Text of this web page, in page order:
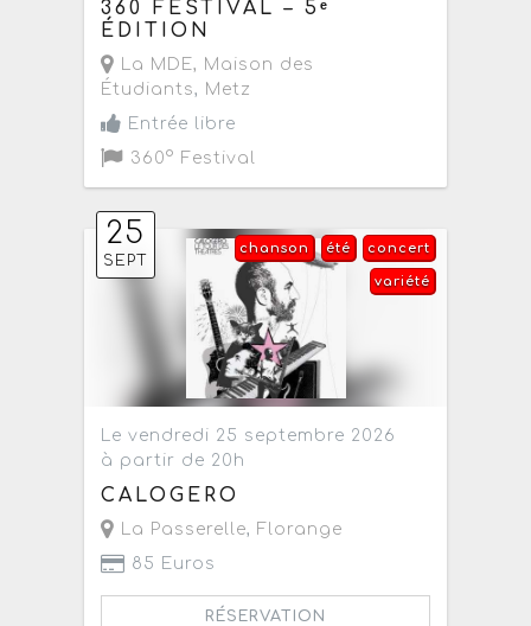
360 FESTIVAL – 5ᵉ
ÉDITION
La MDE, Maison des
Étudiants, Metz
Entrée libre
360° Festival
25
SEPT
concert
été
chanson
variété
Le vendredi 25 septembre 2026
à partir de 20h
CALOGERO
La Passerelle, Florange
85 Euros
RÉSERVATION